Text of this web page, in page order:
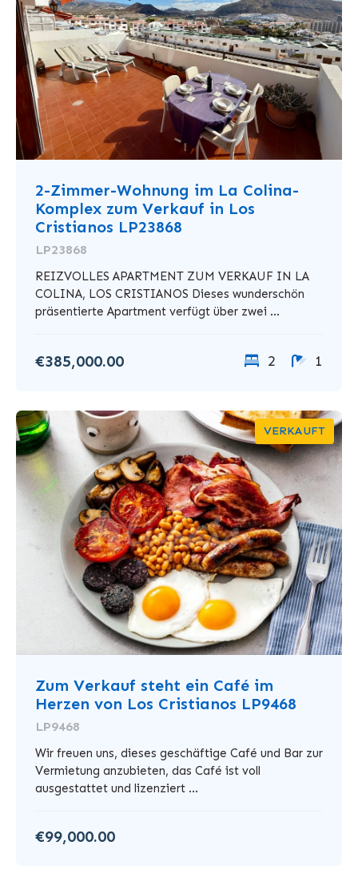
2-Zimmer-Wohnung im La Colina-
Komplex zum Verkauf in Los
Cristianos LP23868
LP23868
REIZVOLLES APARTMENT ZUM VERKAUF IN LA
COLINA, LOS CRISTIANOS Dieses wunderschön
präsentierte Apartment verfügt über zwei ...
€385,000.00 2 1
VERKAUFT
Zum Verkauf steht ein Café im
Herzen von Los Cristianos LP9468
LP9468
Wir freuen uns, dieses geschäftige Café und Bar zur
Vermietung anzubieten, das Café ist voll
ausgestattet und lizenziert ...
€99,000.00